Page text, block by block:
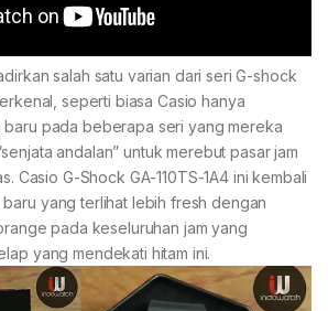
salah satu varian dari seri G-shock
seperti biasa Casio hanya
baru pada beberapa seri yang mereka
andalan” untuk merebut pasar jam
Casio G-Shock GA-110TS-1A4 ini kembali
yang terlihat lebih fresh dengan
pada keseluruhan jam yang
yang mendekati hitam ini.